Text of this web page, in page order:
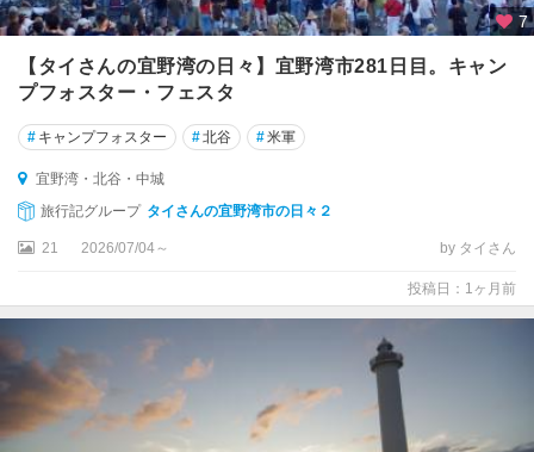
本
島
部
糸
・
知
念
慶
良
間
諸
島
・
7
【タイさんの宜野湾の日々】宜野湾市281日目。キャン
プフォスター・フェスタ
# キャンプフォスター #北谷 #米軍
宜野湾・北谷・中城
旅行記グループ タイさんの宜野湾市の日々２
21 2026/07/04～ by タイさん
投稿日：1ヶ月前